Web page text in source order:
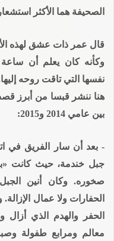
الصحيفة هما الأكثر
قال عمر ذات عشق لهذه
وكأنه كان يعلم أن
نفسها التي تاقت روحه
هنا ننشر قبسا من أبرز
بين عامي 2014 و2015:
- بعد أن سار الفريق في
جبل خندمة، حيث كانت
صخوره. وكان أنين
الحفارات ولا عمال
الحفر والهدم الذي أزال
معالم ومرابع طفولة